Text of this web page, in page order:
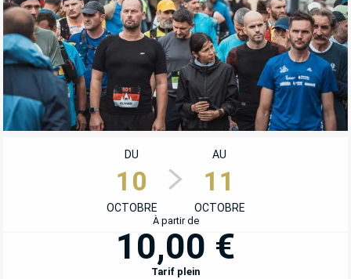
OUVERTURE ET COORDONNÉES
DU
10
OCTOBRE
AU
11
OCTOBRE
À partir de
10,00 €
Tarif plein